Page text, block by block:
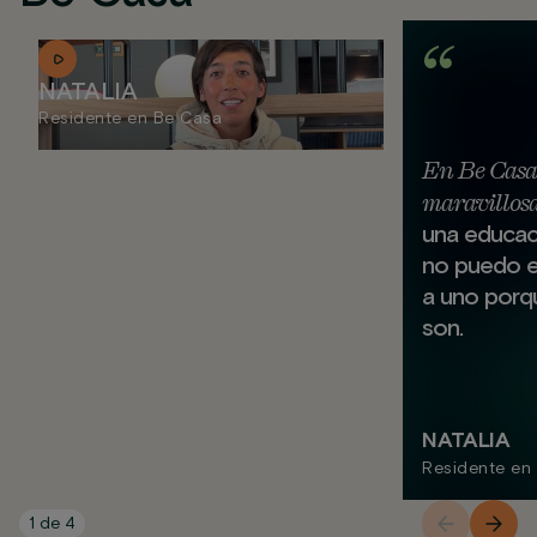
NATALIA
Residente en Be Casa
En Be
una
no puedo
a uno
son.
NATALIA
Residente en
1 de 4